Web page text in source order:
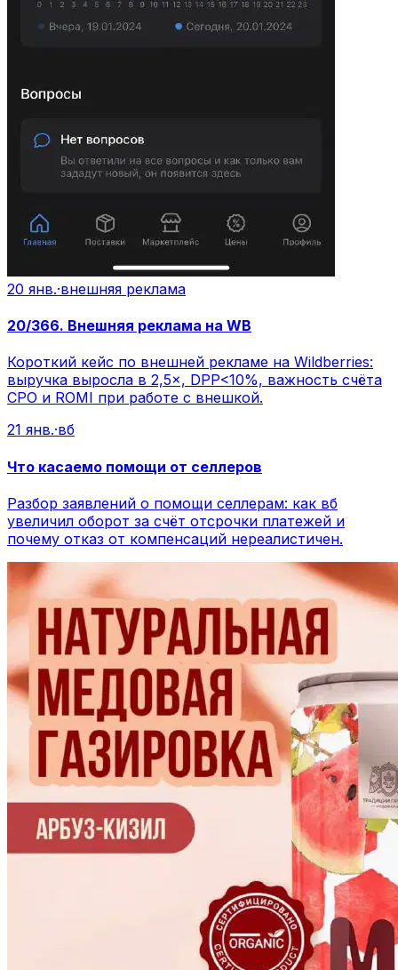
20 янв.·внешняя реклама
20/366. Внешняя реклама на WB
Короткий кейс по внешней рекламе на Wildberries:
выручка выросла в 2,5×, DРР<10%, важность счёта
CPO и ROMI при работе с внешкой.
21 янв.·вб
Что касаемо помощи от селлеров
Разбор заявлений о помощи селлерам: как вб
увеличил оборот за счёт отсрочки платежей и
почему отказ от компенсаций нереалистичен.